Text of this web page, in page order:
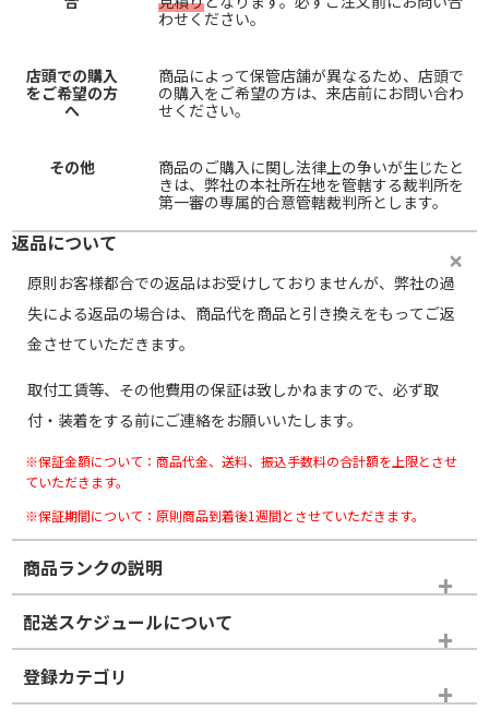
わせください。
店頭での購入
をご希望の方
へ
商品によって保管店舗が異なるため、店頭で
の購入をご希望の方は、来店前にお問い合わ
せください。
その他
商品のご購入に関し法律上の争いが生じたと
きは、弊社の本社所在地を管轄する裁判所を
第一審の専属的合意管轄裁判所とします。
返品について
原則お客様都合での返品はお受けしておりませんが、弊社の過
失による返品の場合は、商品代を商品と引き換えをもってご返
金させていただきます。
取付工賃等、その他費用の保証は致しかねますので、必ず取
付・装着をする前にご連絡をお願いいたします。
※保証金額について：商品代金、送料、振込手数料の合計額を上限とさせ
ていただきます。
※保証期間について：原則商品到着後1週間とさせていただきます。
商品ランクの説明
※商品ランクは出品者の主観により判断しておりますので、あら
かじめご了承ください。
ホイールランク
配送スケジュールについて
登録カテゴリ
ホイールのみ